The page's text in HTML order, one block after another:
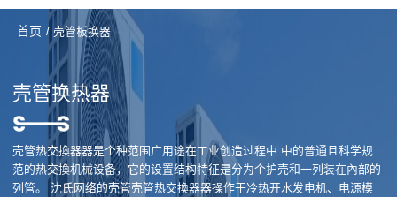
首页 / 壳管板换器
壳管换热器
壳管热交換器器是个种范围广用途在工业创造过程中 中的普通且科学规
范的热交換机械设备，它的设置结构特征是分为个护壳和一列装在內部的
列管。 沈氏网络的壳管壳管热交換器器操作于冷热开水发电机、电源模